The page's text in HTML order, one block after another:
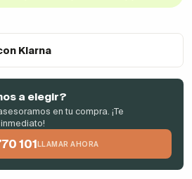
Klarna
a elegir?
en tu compra. ¡Te
101 LLAMAR AHORA